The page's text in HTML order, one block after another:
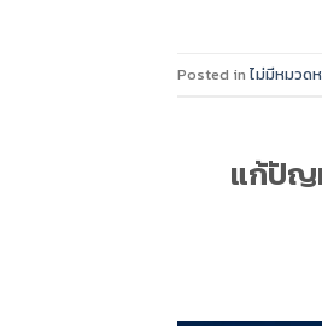
Posted in ไม่มีหมวด
แก้ปัญ